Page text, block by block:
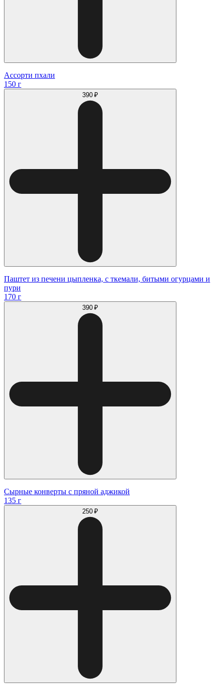
Ассорти пхали
150 г
390 ₽
Паштет из печени цыпленка, с ткемали, битыми огурцами и
пури
170 г
390 ₽
Сырные конверты с пряной аджикой
135 г
250 ₽